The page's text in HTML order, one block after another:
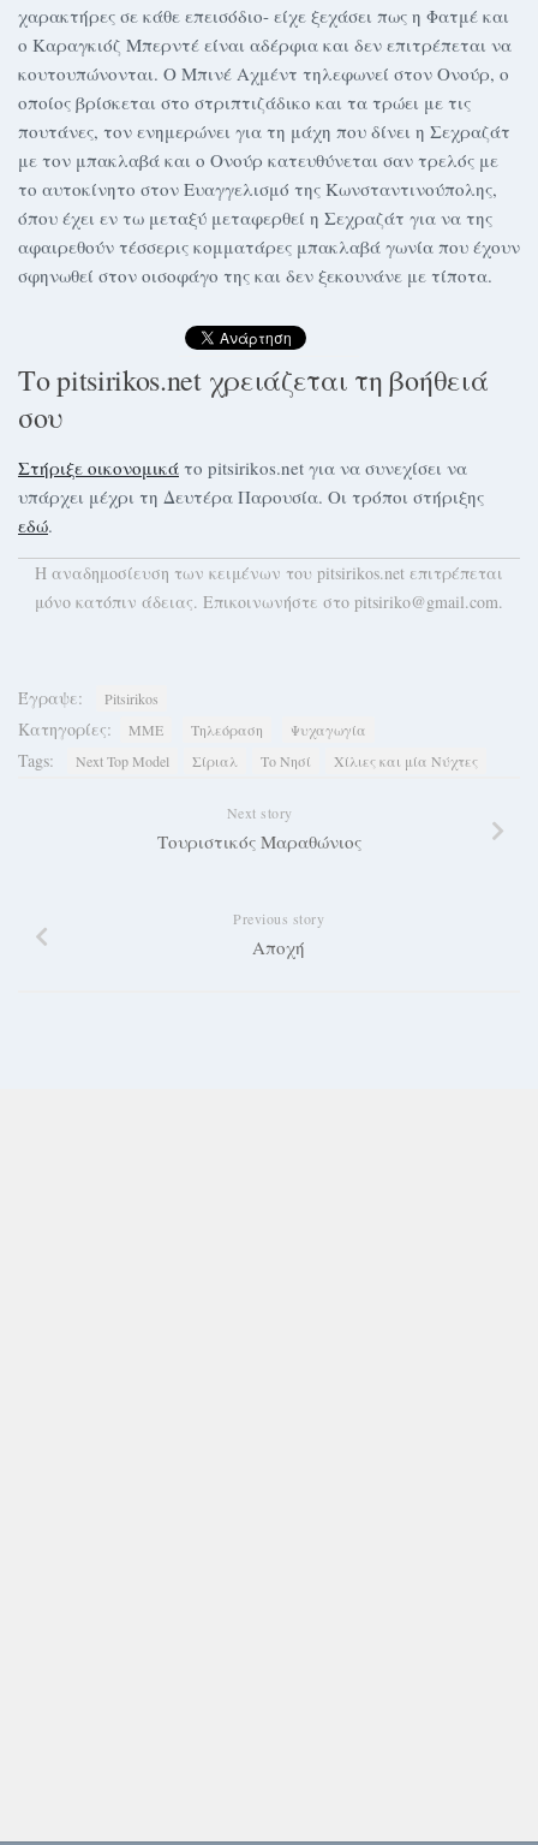
χαρακτήρες σε κάθε επεισόδιο- είχε ξεχάσει πως η Φατμέ και
ο Καραγκιόζ Μπερντέ είναι αδέρφια και δεν επιτρέπεται να
κουτουπώνονται. Ο Μπινέ Αχμέντ τηλεφωνεί στον Ονούρ, ο
οποίος βρίσκεται στο στριπτιζάδικο και τα τρώει με τις
πουτάνες, τον ενημερώνει για τη μάχη που δίνει η Σεχραζάτ
με τον μπακλαβά και ο Ονούρ κατευθύνεται σαν τρελός με
το αυτοκίνητο στον Ευαγγελισμό της Κωνσταντινούπολης,
όπου έχει εν τω μεταξύ μεταφερθεί η Σεχραζάτ για να της
αφαιρεθούν τέσσερις κομματάρες μπακλαβά γωνία που έχουν
σφηνωθεί στον οισοφάγο της και δεν ξεκουνάνε με τίποτα.
Το pitsirikos.net χρειάζεται τη βοήθειά
σου
Στήριξε οικονομικά το pitsirikos.net για να συνεχίσει να
υπάρχει μέχρι τη Δευτέρα Παρουσία. Οι τρόποι στήριξης
εδώ.
H αναδημοσίευση των κειμένων του pitsirikos.net επιτρέπεται
μόνο κατόπιν άδειας. Επικοινωνήστε στο pitsiriko@gmail.com.
Έγραψε: Pitsirikos
Κατηγορίες: ΜΜΕ Τηλεόραση Ψυχαγωγία
Tags: Next Top Model Σίριαλ Το Νησί Χίλιες και μία Νύχτες
Next story
Τουριστικός Μαραθώνιος
Previous story
Αποχή